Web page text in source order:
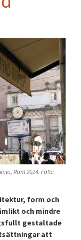
Rom 2024. Foto:
form och
och mindre
gestaltade
att